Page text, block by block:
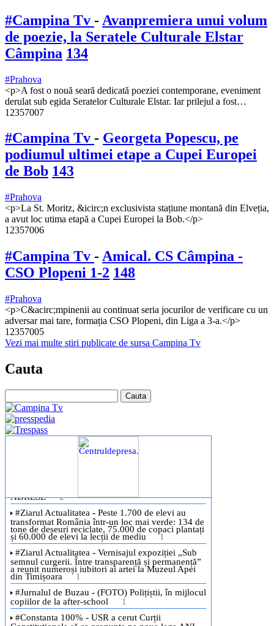
#Campina Tv - Avanpremiera unui volum
de poezie, la Seratele Culturale Elstar
Câmpina 134
#Prahova
<p>A fost o nouă seară dedicată poeziei contemporane, eveniment
derulat sub egida Seratelor Culturale Elstar. Iar prilejul a fost…
12357007
#Campina Tv - Georgeta Popescu, pe
podiumul ultimei etape a Cupei Europei
de Bob 143
#Prahova
<p>La St. Moritz, &icirc;n exclusivista stațiune montană din Elveția,
a avut loc utima etapă a Cupei Europei la Bob.</p>
12357006
#Campina Tv -Amical. CS Câmpina -
CSO Plopeni 1-2 148
#Prahova
<p>C&acirc;mpinenii au continuat seria jocurilor de verificare cu un
adversar mai tare, formația CSO Plopeni, din Liga a 3-a.</p>
12357005
Vezi mai multe stiri publicate de sursa Campina Tv
Cauta